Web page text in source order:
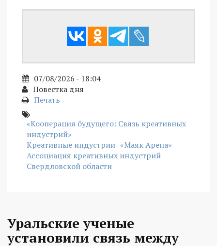
07/08/2026 - 18:04
Повестка дня
Печать
«Кооперация будущего: Связь креативных
индустрий»
Креативные индустрии «Маяк Арена»
Ассоциация креативных индустрий
Свердловской области
Уральские ученые
установили связь между